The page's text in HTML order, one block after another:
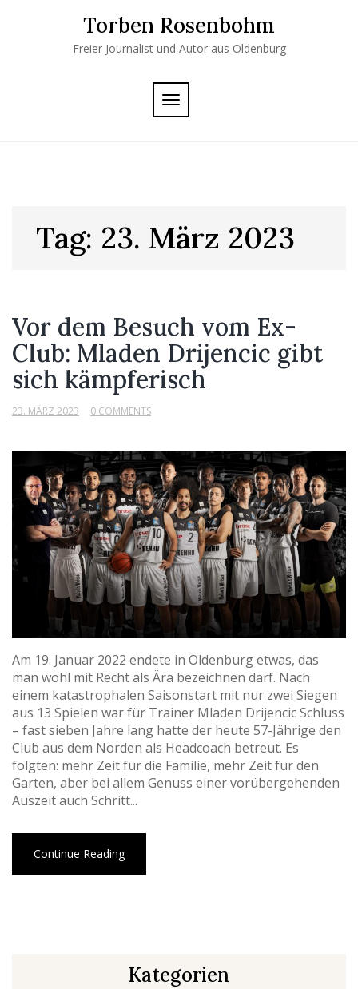
Torben Rosenbohm
Freier Journalist und Autor aus Oldenburg
TOGGLE
NAVIGATION
Tag: 23. März 2023
Vor dem Besuch vom Ex-
Club: Mladen Drijencic gibt
sich kämpferisch
23. MÄRZ 2023 0 COMMENTS
Am 19. Januar 2022 endete in Oldenburg etwas, das
man wohl mit Recht als Ära bezeichnen darf. Nach
einem katastrophalen Saisonstart mit nur zwei Siegen
aus 13 Spielen war für Trainer Mladen Drijencic Schluss
– fast sieben Jahre lang hatte der heute 57-Jährige den
Club aus dem Norden als Headcoach betreut. Es
folgten: mehr Zeit für die Familie, mehr Zeit für den
Garten, aber bei allem Genuss einer vorübergehenden
Auszeit auch Schritt...
Continue Reading
Kategorien